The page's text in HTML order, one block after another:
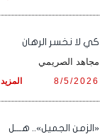
كي لا نخسر الرهان
مجاهد الصريمي
المزيد 8/5/2026
«الزمن الجميل».. هـــل